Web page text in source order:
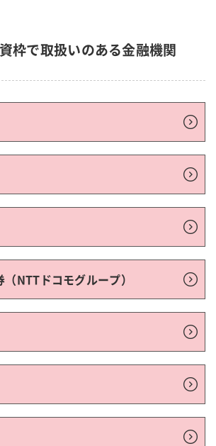
枠で取扱いのある金融機関
NTTドコモグループ）